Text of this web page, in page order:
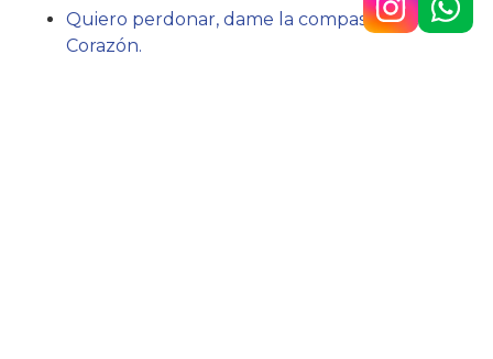
Quiero perdonar, dame la compasión de tu
Corazón.